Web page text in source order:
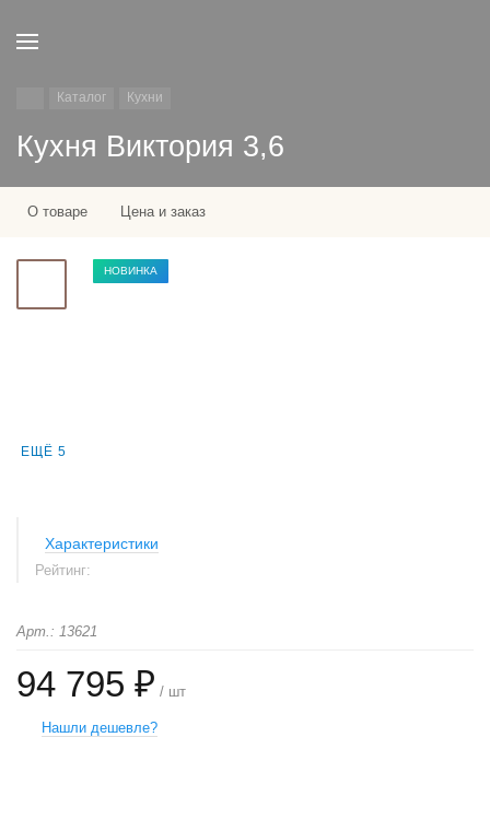
Каталог Кухни
Кухня Виктория 3,6
О товаре Цена и заказ
ЕЩЁ 5
НОВИНКА
Характеристики
Рейтинг:
Арт.: 13621
94 795 ₽ / шт
Нашли дешевле?